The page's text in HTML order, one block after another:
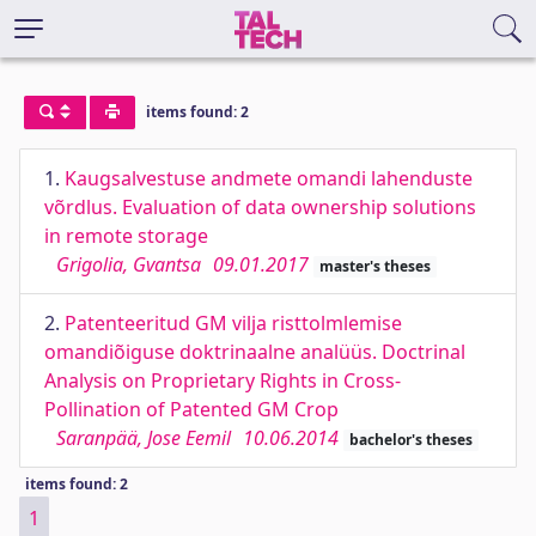
items found: 2
1. Kaugsalvestuse andmete omandi lahenduste
võrdlus. Evaluation of data ownership solutions
in remote storage
Grigolia, Gvantsa 09.01.2017 master's theses
2. Patenteeritud GM vilja risttolmlemise
omandiõiguse doktrinaalne analüüs. Doctrinal
Analysis on Proprietary Rights in Cross-
Pollination of Patented GM Crop
Saranpää, Jose Eemil 10.06.2014 bachelor's theses
items found: 2
1